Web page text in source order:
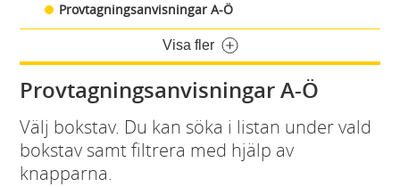
Provtagningsanvisningar A-Ö
Visa fler
Provtagningsanvisningar A-Ö
Välj bokstav. Du kan söka i listan under vald
bokstav samt filtrera med hjälp av
knapparna.